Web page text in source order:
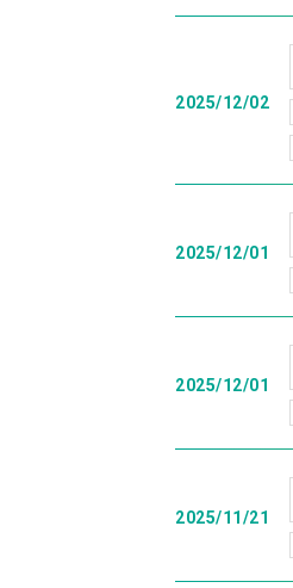
2025/12/02
2025/12/01
2025/12/01
2025/11/21